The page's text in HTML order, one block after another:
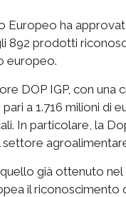
Europeo ha
892 prodotti
europeo.
DOP IGP, con una
a 1.716 milioni di
In particolare, la
già ottenuto
il riconoscimento